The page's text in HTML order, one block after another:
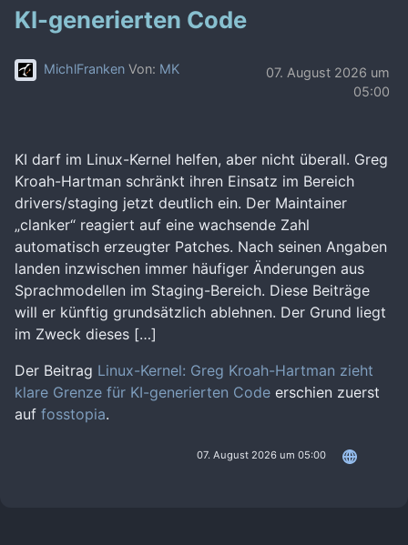
KI-generierten Code
MichlFranken Von: MK
07. August 2026 um
05:00
KI darf im Linux-Kernel helfen, aber nicht überall. Greg
Kroah-Hartman schränkt ihren Einsatz im Bereich
drivers/staging jetzt deutlich ein. Der Maintainer
„clanker“ reagiert auf eine wachsende Zahl
automatisch erzeugter Patches. Nach seinen Angaben
landen inzwischen immer häufiger Änderungen aus
Sprachmodellen im Staging-Bereich. Diese Beiträge
will er künftig grundsätzlich ablehnen. Der Grund liegt
im Zweck dieses […]
Der Beitrag Linux-Kernel: Greg Kroah-Hartman zieht
klare Grenze für KI-generierten Code erschien zuerst
auf fosstopia.
07. August 2026 um 05:00